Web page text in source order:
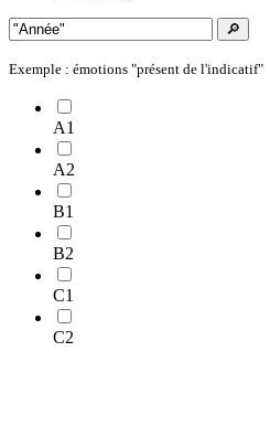
🔎
Exemple : émotions "présent de l'indicatif"
A1
A2
B1
B2
C1
C2